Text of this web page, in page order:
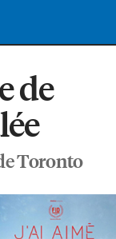
de
Toronto